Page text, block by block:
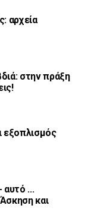
αρχεία
στην πράξη
εξοπλισμός
αυτό ...
και